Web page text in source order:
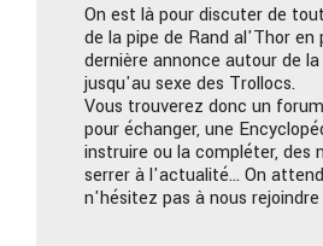
On est là pour discuter de
de la pipe de Rand al'Thor en
dernière annonce autour de
jusqu'au sexe des Trollocs.
Vous trouverez donc un
pour échanger, une
instruire ou la compléter, des
serrer à l'actualité… On
n'hésitez pas à nous rejoindre